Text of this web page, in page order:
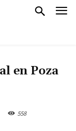
en Poza
558